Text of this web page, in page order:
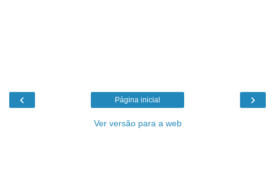
‹ ›
Página inicial
Ver versão para a web